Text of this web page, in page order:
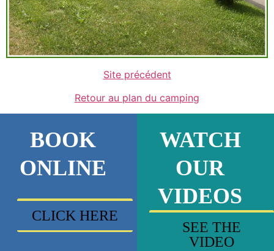
Site précédent
Retour au plan du camping
BOOK
ONLINE
CLICK HERE
WATCH
OUR
VIDEOS
SEE THE
VIDEO